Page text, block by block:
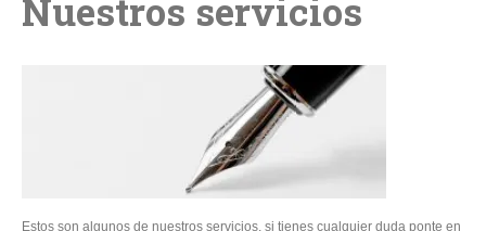
Nuestros servicios
Estos son algunos de nuestros servicios, si tienes cualquier duda ponte en